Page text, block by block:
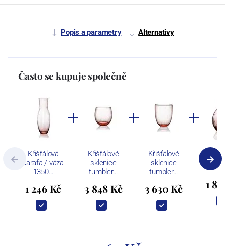
Popis a parametry Alternativy
Často se kupuje společně
Křišťálová
karafa / váza
1350…
1 246 Kč
Křišťálové
sklenice
tumbler…
3 848 Kč
Křišťálové
sklenice
tumbler…
3 630 Kč 1